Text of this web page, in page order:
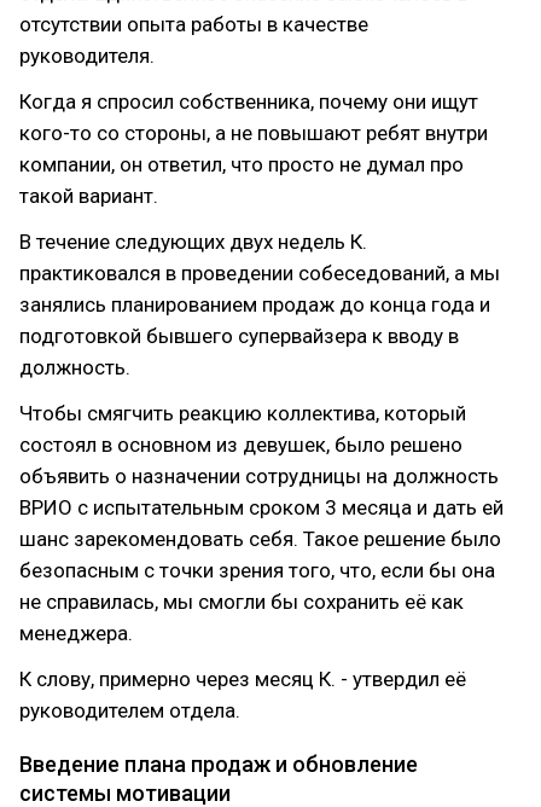
отсутствии опыта работы в качестве
руководителя.
Когда я спросил собственника, почему они ищут
кого-то со стороны, а не повышают ребят внутри
компании, он ответил, что просто не думал про
такой вариант.
В течение следующих двух недель К.
практиковался в проведении собеседований, а мы
занялись планированием продаж до конца года и
подготовкой бывшего супервайзера к вводу в
должность.
Чтобы смягчить реакцию коллектива, который
состоял в основном из девушек, было решено
объявить о назначении сотрудницы на должность
ВРИО с испытательным сроком 3 месяца и дать ей
шанс зарекомендовать себя. Такое решение было
безопасным с точки зрения того, что, если бы она
не справилась, мы смогли бы сохранить её как
менеджера.
К слову, примерно через месяц К. - утвердил её
руководителем отдела.
Введение плана продаж и обновление
системы мотивации